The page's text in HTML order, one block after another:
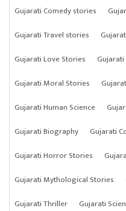
Gujarati Comedy stories
Gujarati Travel stories
Gujarati Love Stories
Gujarati Moral Stories
Gujarati Human Science
Gujarati Biography
Gujarati
Gujarati Horror Stories
Gujarati Mythological Stories
Gujarati Thriller
Gujarati